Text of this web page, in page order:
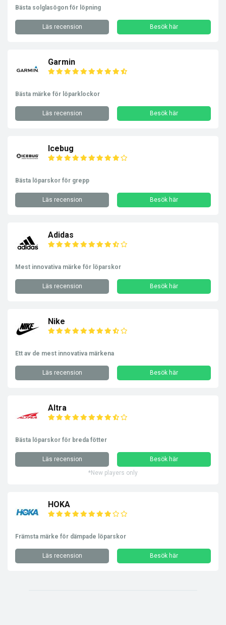
Bästa solglasögon för löpning
Läs recension Besök här
Garmin
Bästa märke för löparklockor
Läs recension Besök här
Icebug
Bästa löparskor för grepp
Läs recension Besök här
Adidas
Mest innovativa märke för löparskor
Läs recension Besök här
Nike
Ett av de mest innovativa märkena
Läs recension Besök här
Altra
Bästa löparskor för breda fötter
Läs recension
Besök här
*New players only
HOKA
Främsta märke för dämpade löparskor
Läs recension Besök här